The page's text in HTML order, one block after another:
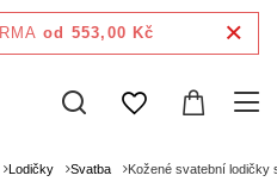
od 553,00 Kč
Lodičky Svatba Kožené svatební lodičky